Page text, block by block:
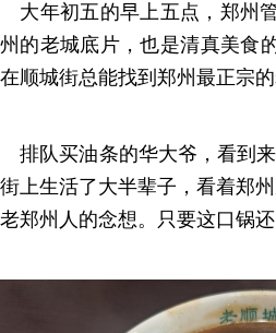
大年初五的早上五点，郑州
州的老城底片，也是清真美
在顺城街总能找到郑州最正宗的
排队买油条的华大爷，看到
街上生活了大半辈子，看着郑
老郑州人的念想。只要这口锅